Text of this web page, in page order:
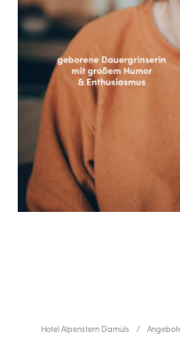
Hotel Alpenstern Damüls